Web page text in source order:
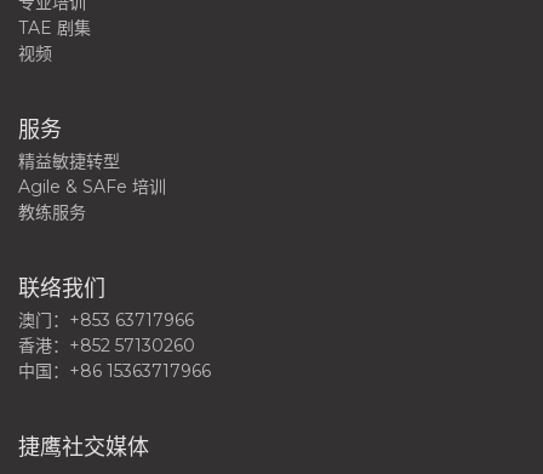
TAE 剧集
视频
服务
精益敏捷转型
Agile & SAFe 培训
教练服务
联络我们
澳门：+853 63717966
香港：+852 57130260
中国：+86 15363717966
捷鹰社交媒体